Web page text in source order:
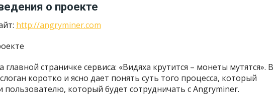
о проекте
http://angryminer.com
главной страничке сервиса: «Видяха крутится – монеты мутятся». В
коротко и ясно дает понять суть того процесса, который
пользователю, который будет сотрудничать с Angryminer.